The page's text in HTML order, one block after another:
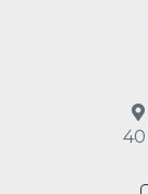
40